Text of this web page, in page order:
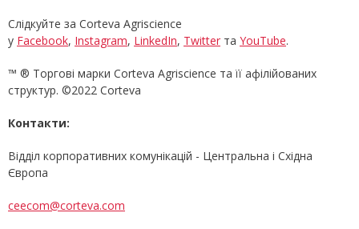
Слідкуйте за Corteva Agriscience
у Facebook, Instagram, LinkedIn, Twitter та YouTube.
™ ® Торгові марки Corteva Agriscience та її афілійованих
структур. ©2022 Corteva
Контакти:
Відділ корпоративних комунікацій - Центральна і Східна
Європа
ceecom@corteva.com